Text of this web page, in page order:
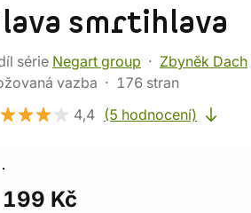
smrtihlava
série Negart group Zbyněk Dach
vazba
176 stran
4,4 (5 hodnocení)
199 Kč